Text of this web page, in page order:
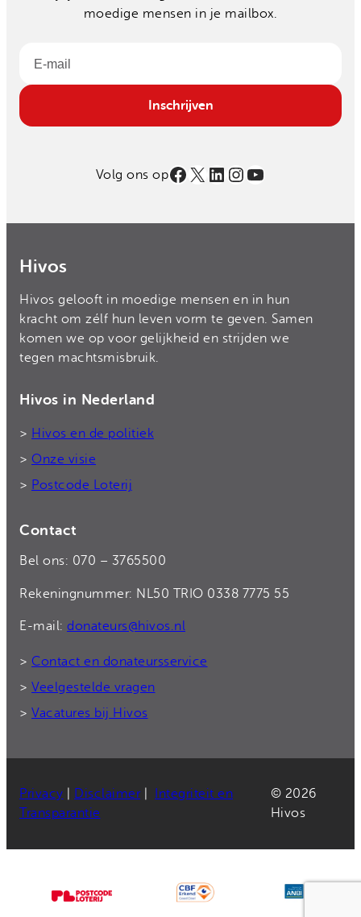
moedige mensen in je mailbox.
Email
Inschrijven
Volg ons opFacebook
X LinkedIn
Instagram
YouTube
Hivos
Hivos gelooft in moedige mensen en in hun
kracht om zélf hun leven vorm te geven. Samen
komen we op voor gelijkheid en strijden we
tegen machtsmisbruik.
Hivos in Nederland
> Hivos en de politiek
> Onze visie
> Postcode Loterij
Contact
Bel ons: 070 – 3765500
Rekeningnummer: NL50 TRIO 0338 7775 55
E-mail: donateurs@hivos.nl
> Contact en donateursservice
> Veelgestelde vragen
> Vacatures bij Hivos
Privacy Disclaimer|
Integriteit en
Transparantie
© 2026
Hivos